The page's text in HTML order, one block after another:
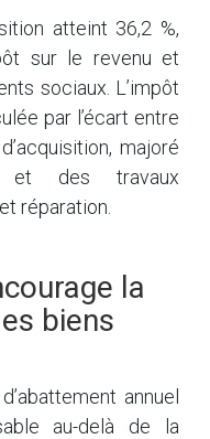
atteint 36,2 %,
sur le revenu et
sociaux. L’impôt
par l’écart entre
majoré
et des travaux
réparation.
la
biens
annuel
au-delà de la